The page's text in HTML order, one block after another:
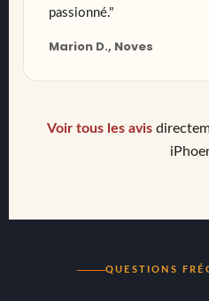
passionné."
Marion D., Noves
Voir tous les avis
QUESTIONS